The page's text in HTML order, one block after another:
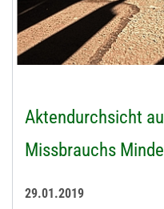
Aktendurchsicht
Missbrauchs
29.01.2019